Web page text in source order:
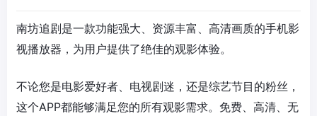
南坊追剧是一款功能强大、资源丰富、高清画质的手机影
视播放器，为用户提供了绝佳的观影体验。
不论您是电影爱好者、电视剧迷，还是综艺节目的粉丝，
这个APP都能够满足您的所有观影需求。免费、高清、无